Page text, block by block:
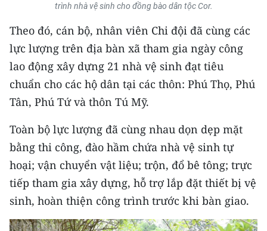
TRI THỨC CHUYÊN SÂU
54 DÂN TỘC VIỆT NAM
CHƯƠNG TRÌNH OCOP - MỖI XÃ
RADIO
MEDIA CENTER
trình nhà vệ sinh cho đồng bào dân tộc Cor.
Theo đó, cán bộ, nhân viên Chi đội đã cùng các
lực lượng trên địa bàn xã tham gia ngày công
lao động xây dựng 21 nhà vệ sinh đạt tiêu
chuẩn cho các hộ dân tại các thôn: Phú Thọ, Phú
Tân, Phú Tứ và thôn Tú Mỹ.
Toàn bộ lực lượng đã cùng nhau dọn dẹp mặt
bằng thi công, đào hầm chứa nhà vệ sinh tự
hoại; vận chuyển vật liệu; trộn, đổ bê tông; trực
tiếp tham gia xây dựng, hỗ trợ lắp đặt thiết bị vệ
sinh, hoàn thiện công trình trước khi bàn giao.